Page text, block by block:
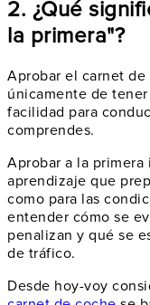
2. ¿Qué
la primera"?
Aprobar el carnet
únicamente de
facilidad para
comprendes.
Aprobar a la
aprendizaje que
como para las
entender cómo se
penalizan y qué se
de tráfico.
Desde hoy-voy